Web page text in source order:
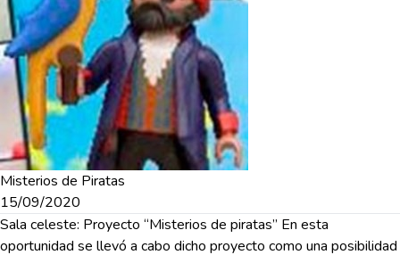
Misterios de Piratas
15/09/2020
Sala celeste: Proyecto “Misterios de piratas” En esta
oportunidad se llevó a cabo dicho proyecto como una posibilidad